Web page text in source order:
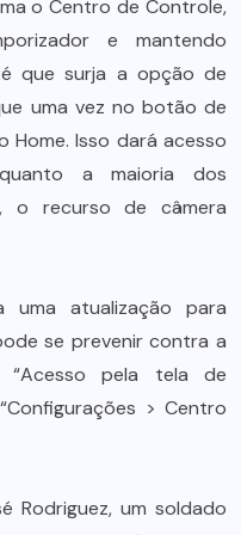
o Centro de Controle,
e mantendo
que surja a opção de
uma vez no botão de
Home. Isso dará acesso
a maioria dos
o recurso de câmera
uma atualização para
se prevenir contra a
“Acesso pela tela de
> Centro
Rodriguez, um soldado